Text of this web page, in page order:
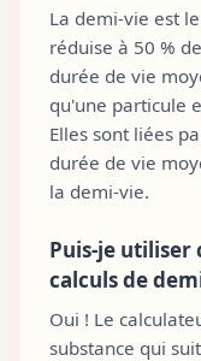
La demi-vie est
réduise à 50 %
durée de vie
qu'une particule
Elles sont liées
durée de vie
la demi-vie.
Puis-je utiliser
calculs de
Oui ! Le
substance qui